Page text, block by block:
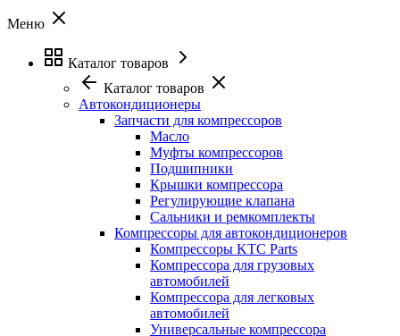
Меню
Каталог товаров
Каталог товаров
Автокондиционеры
Запчасти для компрессоров
Масло
Муфты компрессоров
Подшипники
Крышки компрессора
Регулирующие клапана
Сальники и ремкомплекты
Компрессоры для автокондиционеров
Компрессоры KTC Parts
Компрессора для грузовых
автомобилей
Компрессора для легковых
автомобилей
Универсальные компрессора